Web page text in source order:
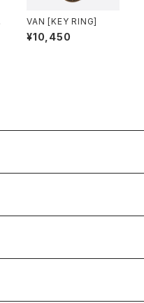
VAN [KEY RING]
¥10,450